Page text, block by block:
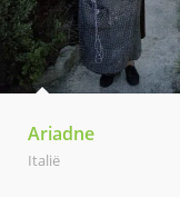
Ariadne
Italië